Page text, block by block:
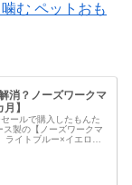
む ペットおも
消？ノーズワークマ
】
ールで購入したもんた
製の【ノーズワークマ
イトブルー×イエロー